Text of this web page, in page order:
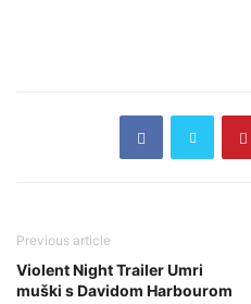
Previous article
Violent Night Trailer Umri
muški s Davidom Harbourom